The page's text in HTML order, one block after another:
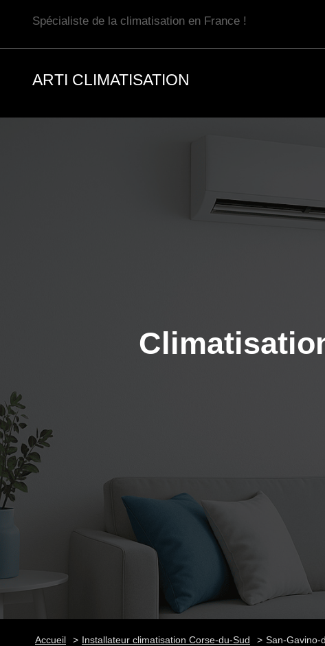
Spécialiste de la climatisation en France !
ARTI CLIMATISATION
Accueil Installateur climatisation Corse-du-Sud San-Gavino-